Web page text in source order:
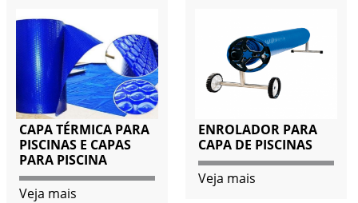
CAPA TÉRMICA PARA
PISCINAS E CAPAS
PARA PISCINA
Veja mais
ENROLADOR PARA
CAPA DE PISCINAS
Veja mais